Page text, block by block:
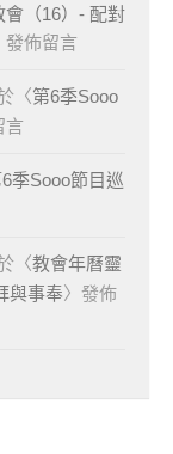
會（16）- 配對
發佈留言
〈第6季Sooo
言
季Sooo節目巡
〈教會年曆靈
與事奉〉發佈